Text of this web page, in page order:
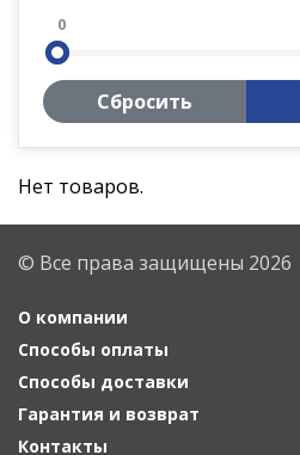
0
Сбросить
Нет товаров.
© Все права защищены 2026
О компании
Способы оплаты
Способы доставки
Гарантия и возврат
Контакты